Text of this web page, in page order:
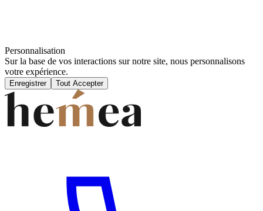
Personnalisation
Sur la base de vos interactions sur notre site, nous personnalisons
votre expérience.
Enregistrer Tout Accepter